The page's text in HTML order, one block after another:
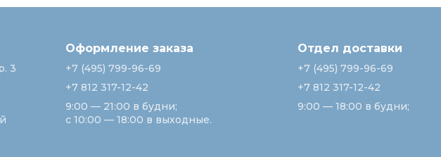
3
Оформление заказа
+7 (495) 799-96-69
+7 812 317-12-42
9:00 — 21:00 в будни;
с 10:00 — 18:00 в выходные.
Отдел доставки
+7 (495) 799-96-69
+7 812 317-12-42
9:00 — 18:00 в будни;